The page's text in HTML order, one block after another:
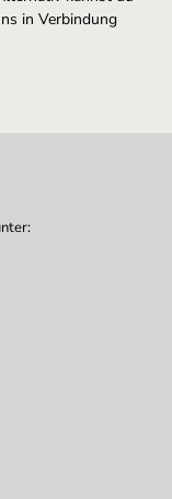
in Verbindung